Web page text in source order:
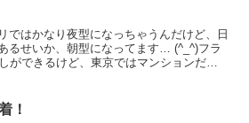
ではかなり夜型になっちゃうんだけど、日
るせいか、朝型になってます… (^_^)フラ
ができるけど、東京ではマンションだか
！